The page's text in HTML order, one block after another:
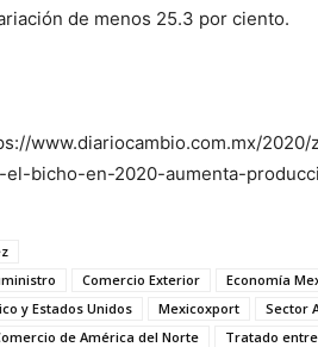
de menos 25.3 por ciento.
www.diariocambio.com.mx/
bicho-en-2020-aumenta-
Comercio Exterior Economía
y Estados Unidos Mexicoxport Sector
de América del Norte Tratado entre